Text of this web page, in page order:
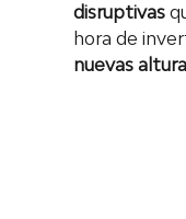
disruptivas
hora de
nuevas